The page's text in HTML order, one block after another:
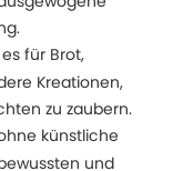
für Brot,
Kreationen,
zu zaubern.
künstliche
und